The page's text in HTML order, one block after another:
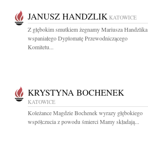
JANUSZ HANDZLIK KATOWICE
Z głębokim smutkiem żegnamy Mariusza Handzlika
wspaniałego Dyplomatę Przewodniczącego
Komitetu...
KRYSTYNA BOCHENEK
KATOWICE
Koleżance Magdzie Bochenek wyrazy głębokiego
współczucia z powodu śmierci Mamy składają...